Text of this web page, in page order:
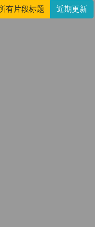
有片段标题 近期更新